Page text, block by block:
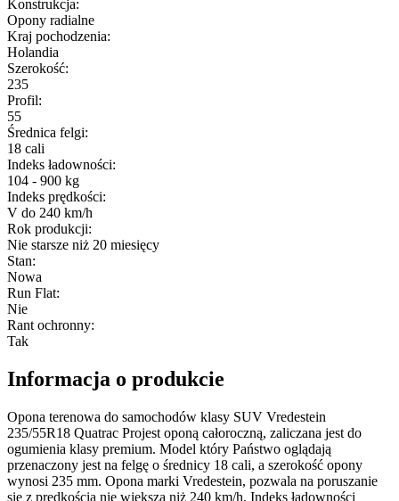
Konstrukcja:
Opony radialne
Kraj pochodzenia:
Holandia
Szerokość:
235
Profil:
55
Średnica felgi:
18 cali
Indeks ładowności:
104 - 900 kg
Indeks prędkości:
V do 240 km/h
Rok produkcji:
Nie starsze niż 20 miesięcy
Stan:
Nowa
Run Flat:
Nie
Rant ochronny:
Tak
Informacja o produkcie
Opona terenowa do samochodów klasy SUV Vredestein
235/55R18 Quatrac Projest oponą całoroczną, zaliczana jest do
ogumienia klasy premium. Model który Państwo oglądają
przenaczony jest na felgę o średnicy 18 cali, a szerokość opony
wynosi 235 mm. Opona marki Vredestein, pozwala na poruszanie
się z prędkością nie większą niż 240 km/h. Indeks ładowności